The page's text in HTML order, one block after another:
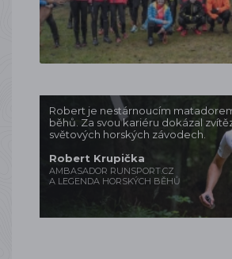
Robert je nestárnoucím
běhů. Za svou kariéru dokázal
světových horských závodech.
Robert Krupička
AMBASADOR RUNSPORT.CZ
A LEGENDA HORSKÝCH BĚHŮ